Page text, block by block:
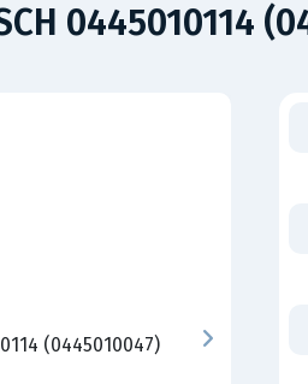
0445010114